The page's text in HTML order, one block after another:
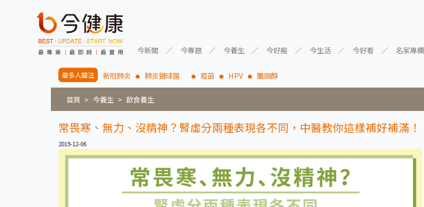
今新聞 今專題 今養生 今好瘦 今生活 今好看 名家專欄
最多人關注 新冠肺炎 肺炎鏈球菌 疫苗 HPV 膽固醇
首頁 今養生 飲食養生
常畏寒、無力、沒精神？腎虛分兩種表現各不同，中醫教你這樣補好補滿！
2019-12-06